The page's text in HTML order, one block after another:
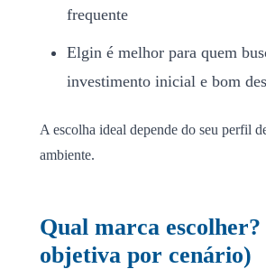
frequente
Elgin é melhor para quem
investimento inicial e bom
A escolha ideal depende do seu perfil
ambiente.
Qual marca escolher?
objetiva por cenário)